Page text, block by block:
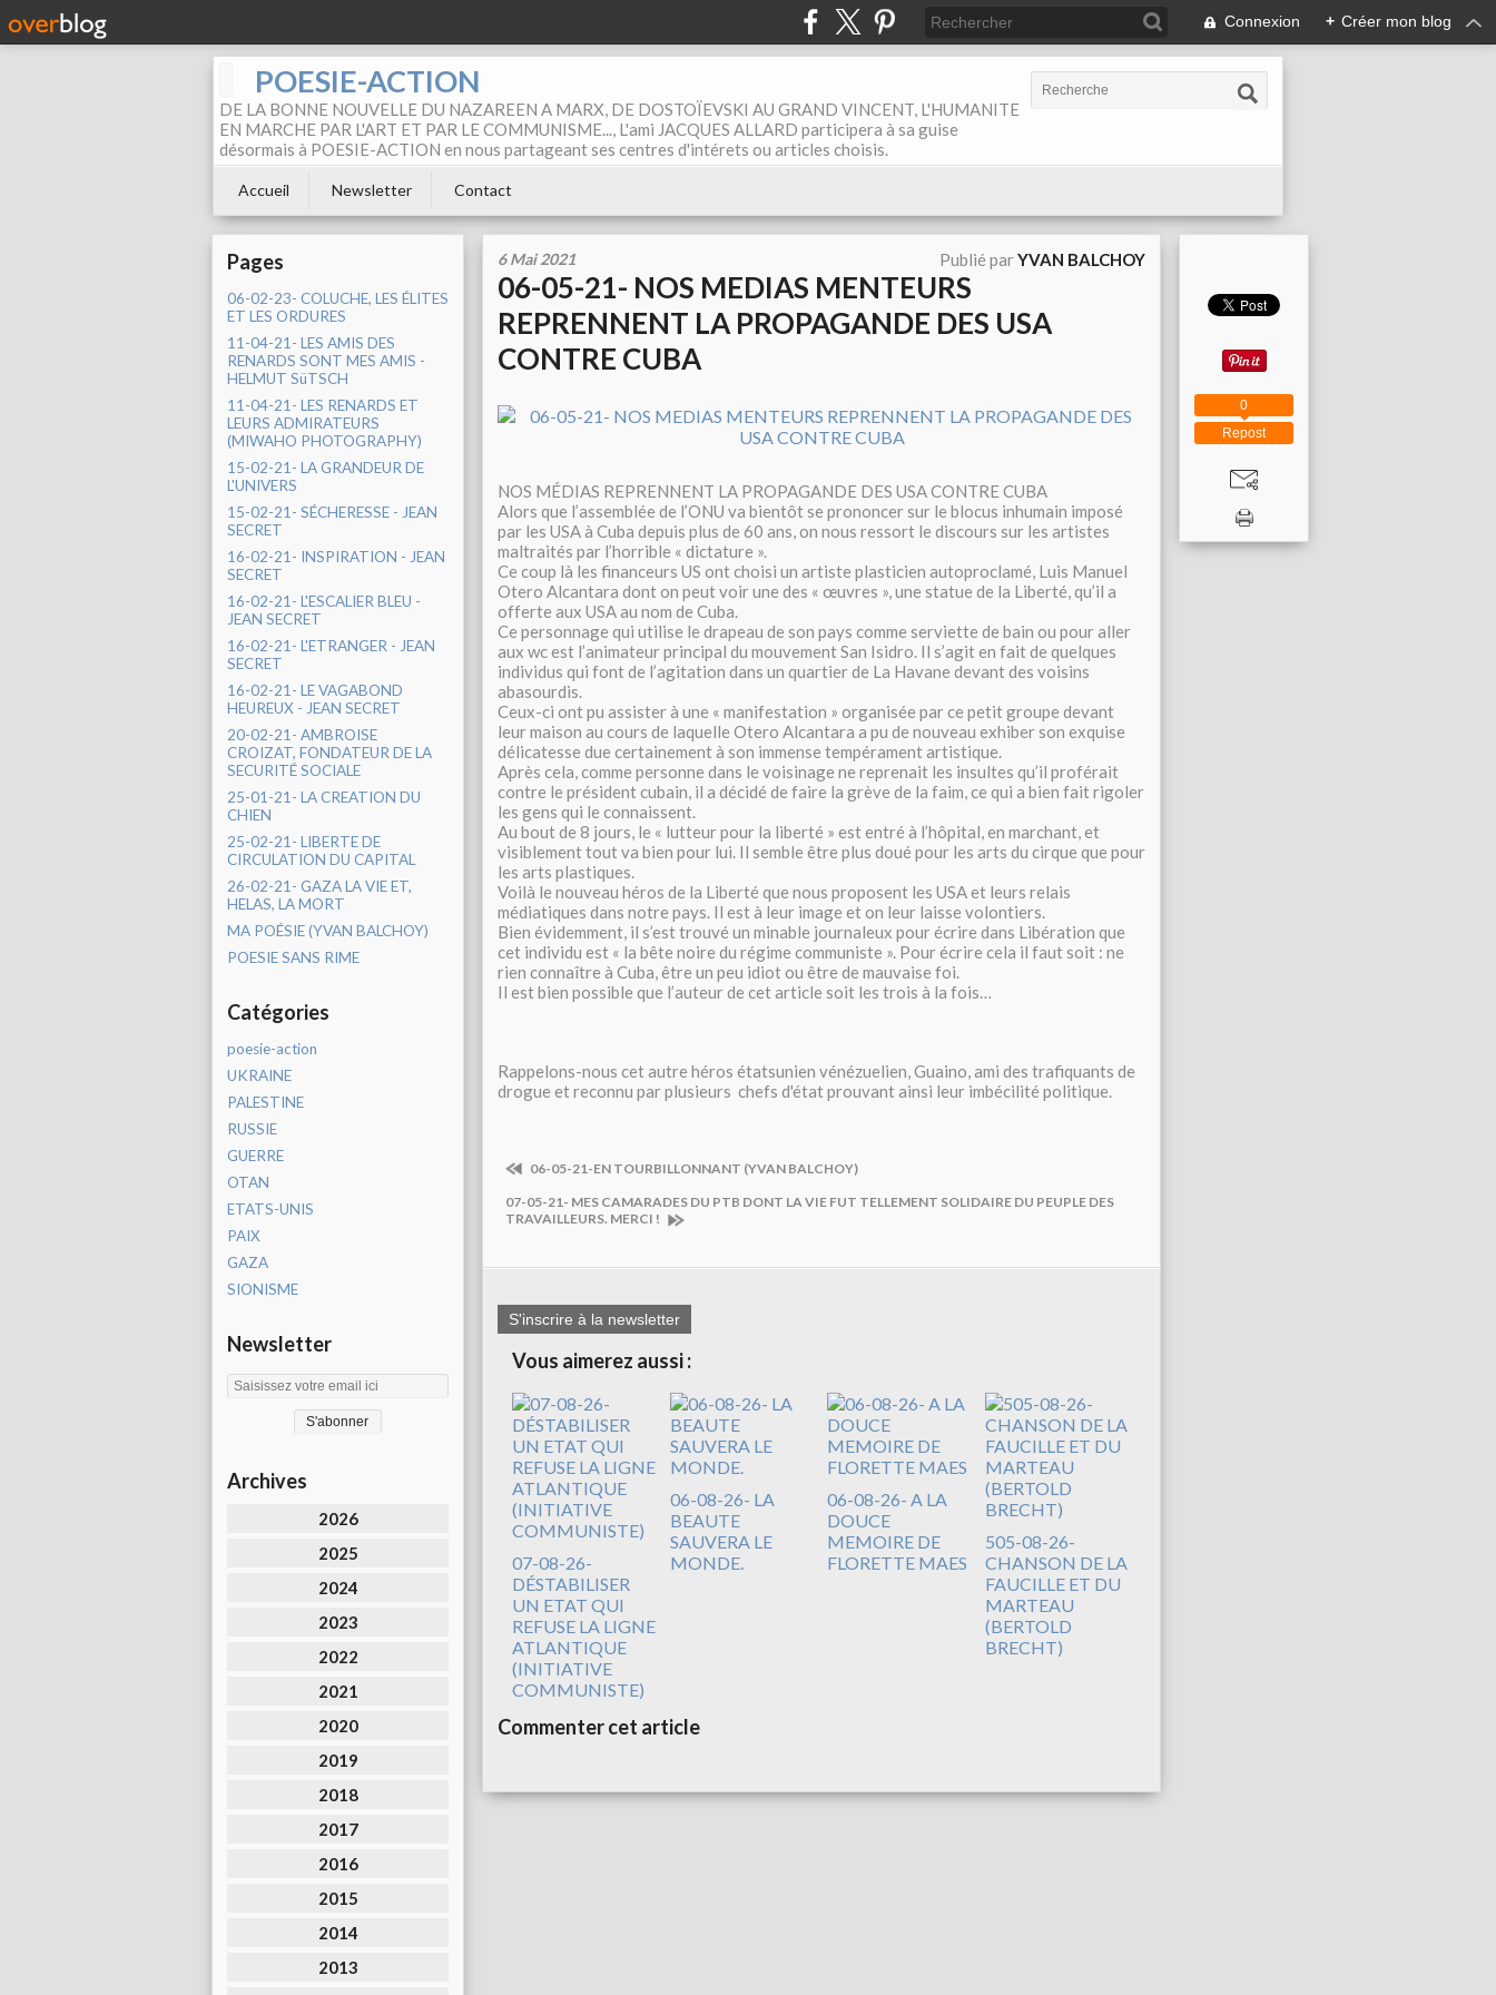
Connexion + Créer mon blog
POESIE-ACTION
DE LA BONNE NOUVELLE DU NAZAREEN A MARX, DE DOSTOÏEVSKI AU GRAND VINCENT, L'HUMANITE
EN MARCHE PAR L'ART ET PAR LE COMMUNISME..., L'ami JACQUES ALLARD participera à sa guise
désormais à POESIE-ACTION en nous partageant ses centres d'intérets ou articles choisis.
Accueil Newsletter Contact
Pages
06-02-23- COLUCHE, LES ÉLITES
ET LES ORDURES
11-04-21- LES AMIS DES
RENARDS SONT MES AMIS -
HELMUT SüTSCH
11-04-21- LES RENARDS ET
LEURS ADMIRATEURS
(MIWAHO PHOTOGRAPHY)
15-02-21- LA GRANDEUR DE
L'UNIVERS
15-02-21- SÉCHERESSE - JEAN
SECRET
16-02-21- INSPIRATION - JEAN
SECRET
16-02-21- L'ESCALIER BLEU -
JEAN SECRET
16-02-21- L'ETRANGER - JEAN
SECRET
16-02-21- LE VAGABOND
HEUREUX - JEAN SECRET
20-02-21- AMBROISE
CROIZAT, FONDATEUR DE LA
SECURITÉ SOCIALE
25-01-21- LA CREATION DU
CHIEN
25-02-21- LIBERTE DE
CIRCULATION DU CAPITAL
26-02-21- GAZA LA VIE ET,
HELAS, LA MORT
MA POÉSIE (YVAN BALCHOY)
POESIE SANS RIME
Catégories
poesie-action
UKRAINE
PALESTINE
RUSSIE
GUERRE
OTAN
ETATS-UNIS
PAIX
GAZA
SIONISME
Newsletter
Archives
2026
2025
2024
2023
2022
2021
2020
2019
2018
2017
2016
2015
2014
2013
6 Mai 2021 Publié parYVAN BALCHOY
06-05-21- NOS MEDIAS MENTEURS
REPRENNENT LA PROPAGANDE DES USA
CONTRE CUBA
NOS MÉDIAS REPRENNENT LA PROPAGANDE DES USA CONTRE CUBA
Alors que l’assemblée de l’ONU va bientôt se prononcer sur le blocus inhumain imposé
par les USA à Cuba depuis plus de 60 ans, on nous ressort le discours sur les artistes
maltraités par l’horrible « dictature ».
Ce coup là les financeurs US ont choisi un artiste plasticien autoproclamé, Luis Manuel
Otero Alcantara dont on peut voir une des « œuvres », une statue de la Liberté, qu’il a
offerte aux USA au nom de Cuba.
Ce personnage qui utilise le drapeau de son pays comme serviette de bain ou pour aller
aux wc est l’animateur principal du mouvement San Isidro. Il s’agit en fait de quelques
individus qui font de l’agitation dans un quartier de La Havane devant des voisins
abasourdis.
Ceux-ci ont pu assister à une « manifestation » organisée par ce petit groupe devant
leur maison au cours de laquelle Otero Alcantara a pu de nouveau exhiber son exquise
délicatesse due certainement à son immense tempérament artistique.
Après cela, comme personne dans le voisinage ne reprenait les insultes qu’il proférait
contre le président cubain, il a décidé de faire la grève de la faim, ce qui a bien fait rigoler
les gens qui le connaissent.
Au bout de 8 jours, le « lutteur pour la liberté » est entré à l’hôpital, en marchant, et
visiblement tout va bien pour lui. Il semble être plus doué pour les arts du cirque que pour
les arts plastiques.
Voilà le nouveau héros de la Liberté que nous proposent les USA et leurs relais
médiatiques dans notre pays. Il est à leur image et on leur laisse volontiers.
Bien évidemment, il s’est trouvé un minable journaleux pour écrire dans Libération que
cet individu est « la bête noire du régime communiste ». Pour écrire cela il faut soit : ne
rien connaître à Cuba, être un peu idiot ou être de mauvaise foi.
Il est bien possible que l’auteur de cet article soit les trois à la fois…
Rappelons-nous cet autre héros étatsunien vénézuelien, Guaino, ami des trafiquants de
drogue et reconnu par plusieurs chefs d'état prouvant ainsi leur imbécilité politique.
06-05-21-EN TOURBILLONNANT (YVAN BALCHOY)
07-05-21- MES CAMARADES DU PTB DONT LA VIE FUT TELLEMENT SOLIDAIRE DU PEUPLE DES
TRAVAILLEURS. MERCI !
S'inscrire à la newsletter
Vous aimerez aussi :
07-08-26-
DÉSTABILISER
UN ETAT QUI
REFUSE LA LIGNE
ATLANTIQUE
(INITIATIVE
COMMUNISTE)
06-08-26- LA
BEAUTE
SAUVERA LE
MONDE.
06-08-26- A LA
DOUCE
MEMOIRE DE
FLORETTE MAES
505-08-26-
CHANSON DE LA
FAUCILLE ET DU
MARTEAU
(BERTOLD
BRECHT)
Commenter cet article
Repost
0